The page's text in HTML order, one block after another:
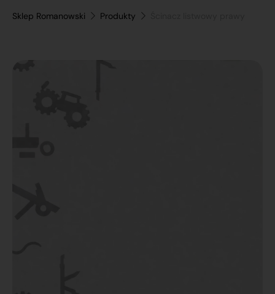
Sklep Romanowski Produkty